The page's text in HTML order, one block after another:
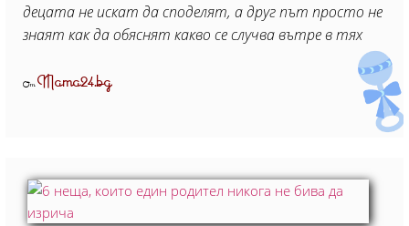
децата не искат да споделят, а друг път просто не
знаят как да обяснят какво се случва вътре в тях
ОтMama24.bg